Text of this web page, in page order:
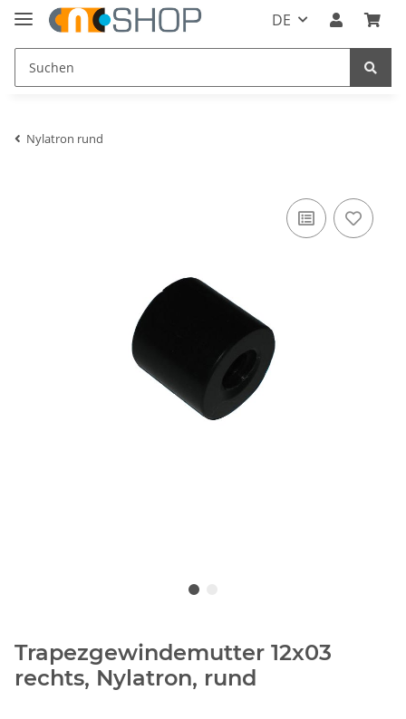
DE
Nylatron rund
Trapezgewindemutter 12x03
rechts, Nylatron, rund